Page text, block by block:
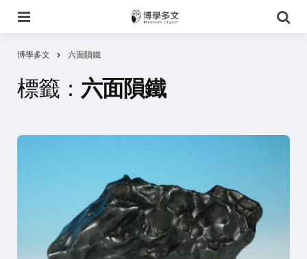
尋
博學多文 六面隕鐵
標籤： 六面隕鐵